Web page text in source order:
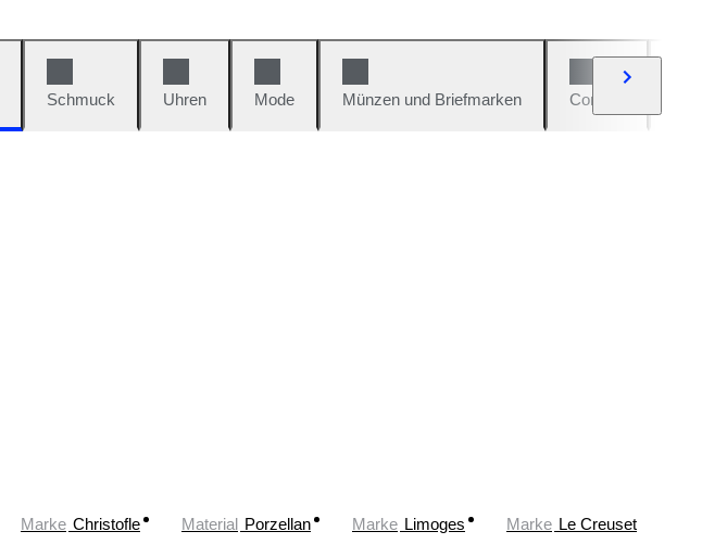
Schmuck Uhren Mode Münzen und Briefmarken Comics
Marke Christofle Material Porzellan Marke Limoges Marke Le Creuset